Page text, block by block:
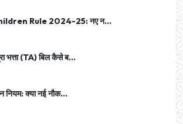
Rule 2024-25: नए न...
भत्ता (TA) बिल कैसे ब...
नियम: क्या नई नौक...